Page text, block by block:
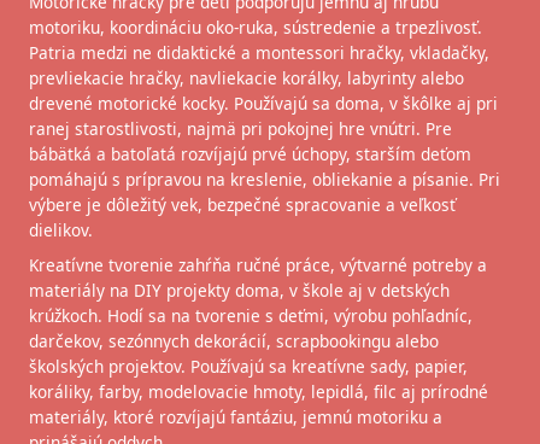
motoriku, koordináciu oko-ruka, sústredenie a trpezlivosť.
Patria medzi ne didaktické a montessori hračky, vkladačky,
prevliekacie hračky, navliekacie korálky, labyrinty alebo
drevené motorické kocky. Používajú sa doma, v škôlke aj pri
ranej starostlivosti, najmä pri pokojnej hre vnútri. Pre
bábätká a batoľatá rozvíjajú prvé úchopy, starším deťom
pomáhajú s prípravou na kreslenie, obliekanie a písanie. Pri
výbere je dôležitý vek, bezpečné spracovanie a veľkosť
dielikov.
Kreatívne tvorenie zahŕňa ručné práce, výtvarné potreby a
materiály na DIY projekty doma, v škole aj v detských
krúžkoch. Hodí sa na tvorenie s deťmi, výrobu pohľadníc,
darčekov, sezónnych dekorácií, scrapbookingu alebo
školských projektov. Používajú sa kreatívne sady, papier,
koráliky, farby, modelovacie hmoty, lepidlá, filc aj prírodné
materiály, ktoré rozvíjajú fantáziu, jemnú motoriku a